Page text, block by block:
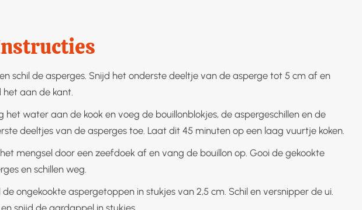
schil de asperges. Snijd het onderste deeltje van de asperge tot 5 cm af en
het aan de kant.
het water aan de kook en voeg de bouillonblokjes, de aspergeschillen en de
deeltjes van de asperges toe. Laat dit 45 minuten op een laag vuurtje koken.
mengsel door een zeefdoek af en vang de bouillon op. Gooi de gekookte
en schillen weg.
de ongekookte aspergetoppen in stukjes van 2,5 cm. Schil en versnipper de ui.
en snijd de aardappel in stukjes.